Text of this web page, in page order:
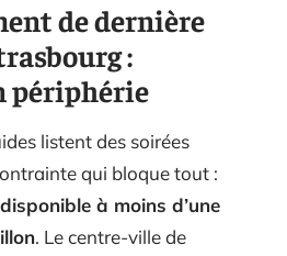
de dernière
:
périphérie
listent des soirées
qui bloque tout :
à moins d’une
. Le centre-ville de